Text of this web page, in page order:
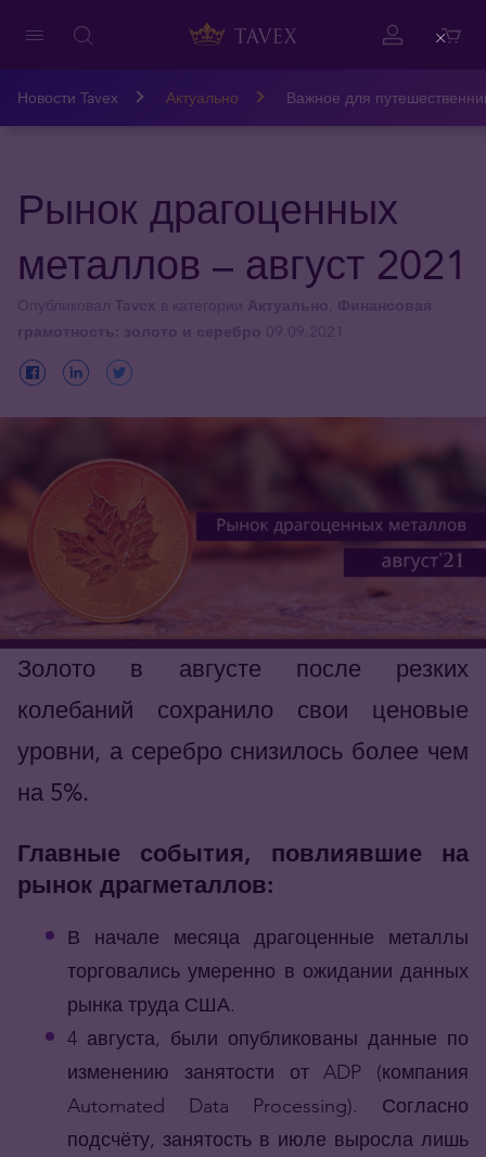
Новости Tavex Актуально Важное для
Рынок драгоценных
металлов – август 2021
Золото в августе после резких
колебаний сохранило свои ценовые
уровни, а серебро снизилось более чем
на 5%.
Главные события, повлиявшие на
рынок драгметаллов:
В начале месяца драгоценные металлы
торговались умеренно в ожидании данных
рынка труда США.
4 августа, были опубликованы данные по
изменению занятости от ADP (компания
Automated Data Processing). Согласно
подсчёту, занятость в июле выросла лишь
Close